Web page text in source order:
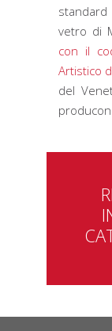
vetro di
con il
Artistico
del